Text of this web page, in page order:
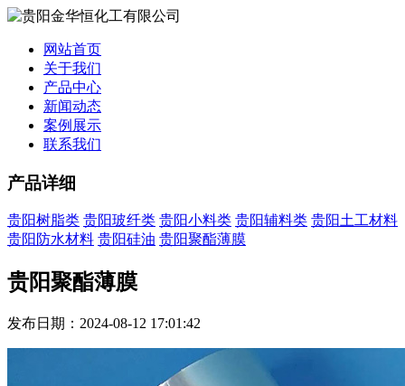
网站首页
关于我们
产品中心
新闻动态
案例展示
联系我们
产品详细
贵阳树脂类 贵阳玻纤类 贵阳小料类 贵阳辅料类 贵阳土工材料
贵阳防水材料 贵阳硅油 贵阳聚酯薄膜
贵阳聚酯薄膜
发布日期：2024-08-12 17:01:42